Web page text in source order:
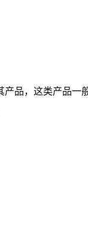
品，这类产品一